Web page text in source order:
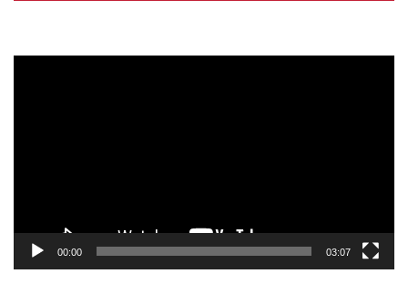
00:00 03:07